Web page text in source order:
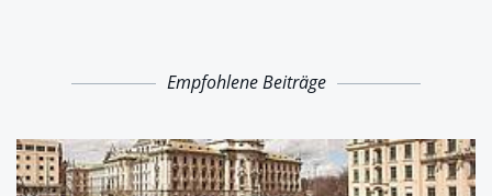
Empfohlene Beiträge